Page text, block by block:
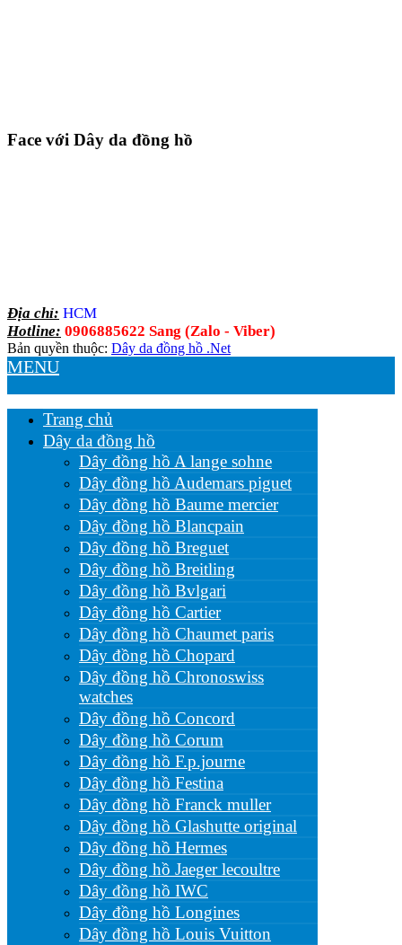
Face với Dây da đồng hồ
Địa chỉ: HCM
Hotline: 0906885622 Sang (Zalo - Viber)
Bản quyền thuộc: Dây da đồng hồ .Net
MENU
Trang chủ
Dây da đồng hồ
Dây đồng hồ A lange sohne
Dây đồng hồ Audemars piguet
Dây đồng hồ Baume mercier
Dây đồng hồ Blancpain
Dây đồng hồ Breguet
Dây đồng hồ Breitling
Dây đồng hồ Bvlgari
Dây đồng hồ Cartier
Dây đồng hồ Chaumet paris
Dây đồng hồ Chopard
Dây đồng hồ Chronoswiss
watches
Dây đồng hồ Concord
Dây đồng hồ Corum
Dây đồng hồ F.p.journe
Dây đồng hồ Festina
Dây đồng hồ Franck muller
Dây đồng hồ Glashutte original
Dây đồng hồ Hermes
Dây đồng hồ Jaeger lecoultre
Dây đồng hồ IWC
Dây đồng hồ Longines
Dây đồng hồ Louis Vuitton